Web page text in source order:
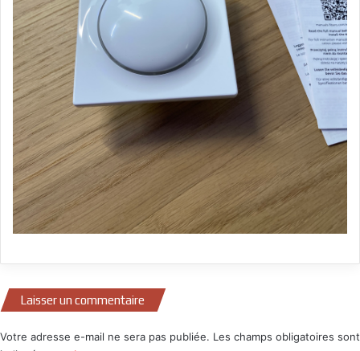
Laisser un commentaire
Votre adresse e-mail ne sera pas publiée. Les champs obligatoires sont